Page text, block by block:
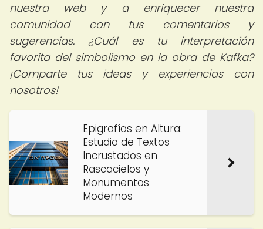
nuestra web y a enriquecer nuestra
comunidad con tus comentarios y
sugerencias. ¿Cuál es tu interpretación
favorita del simbolismo en la obra de Kafka?
¡Comparte tus ideas y experiencias con
nosotros!
Epigrafías en Altura:
Estudio de Textos
Incrustados en
Rascacielos y
Monumentos
Modernos